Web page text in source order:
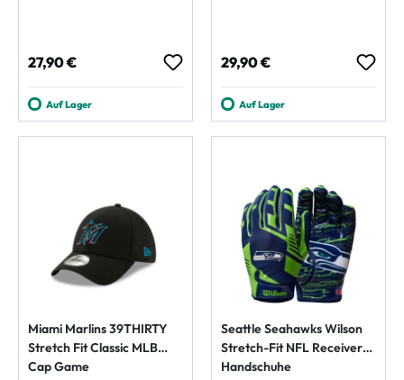
Regulärer Preis:
27,90 €
Auf Lager
Regulärer Preis:
29,90 €
Auf Lager
Miami Marlins 39THIRTY
Stretch Fit Classic MLB
Cap Game
Seattle Seahawks Wilson
Stretch-Fit NFL Receivers
Handschuhe